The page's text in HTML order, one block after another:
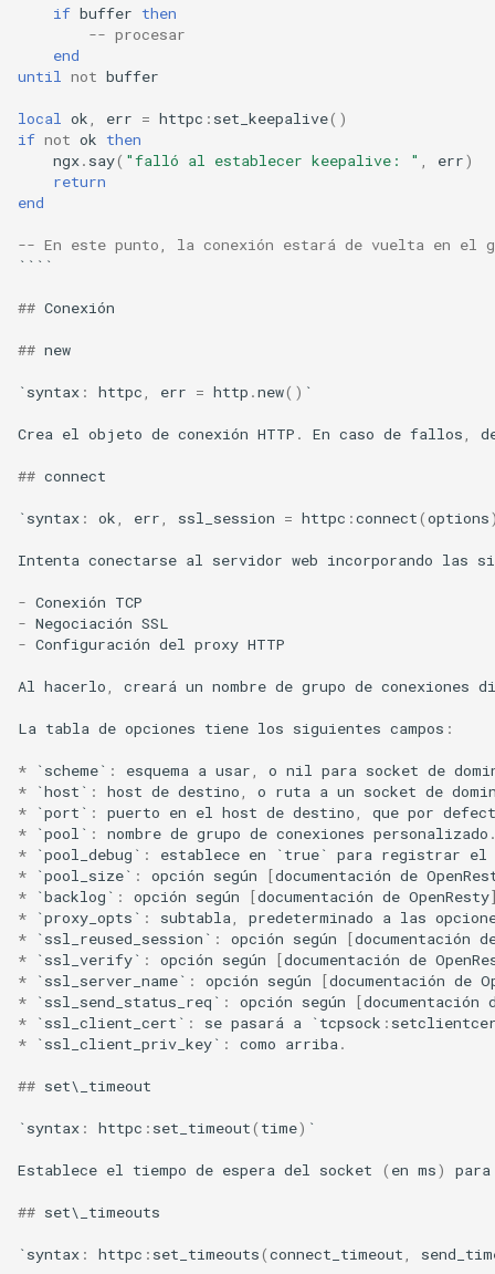
phantom-token
pipelog
postgres
proxy-connect
redis-rate-limit
redis2
rewrite-status
rtmp
security
selective-cache-purge
server-redirect
set-misc
shibboleth
slowfs
small-light
spnego-http-auth
srcache
if buffer then
-- procesar
end
until
not buffer
local ok err = httpc : set_keepalive()
if not ok then
ngx. say( "falló al establecer keepalive: " err)
return
end
-- En este punto, la conexión estará de vuelta en el
````
## Conexión
## new
` syntax : httpc err = http .new() `
Crea el objeto de conexión HTTP . En caso de fallos
## connect
` syntax : ok err ssl_session = httpc :connect(options
Intenta conectarse al servidor web incorporando las
- Conexión TCP
- Negociación SSL
- Configuración del proxy HTTP
Al hacerlo creará un nombre de grupo de conexiones
La tabla de opciones tiene los siguientes campos :
* ` scheme` : esquema a usar o nil para socket de
*
`host ` : host de destino o ruta a un socket de
*
`port ` : puerto en el host de destino que por
*
`pool ` : nombre de grupo de conexiones personalizado
*
`pool_debug ` : establece en ` true` para registrar el
*
`pool_size` : opción según [documentación de
*
`backlog ` : opción según [documentación de OpenResty
*
`proxy_opts ` : subtabla predeterminado a las
*
` ssl_reused_session ` : opción según [documentación
*
` ssl_verify` : opción según [documentación de
*
` ssl_server_name` : opción según [documentación de
*
` ssl_send_status_req ` : opción según [documentación
*
` ssl_client_cert ` : se pasará a ` tcpsock :
*
` ssl_client_priv_key` : como arriba .
## set\ _timeout
` syntax : httpc : set_timeout( time) `
Establece el tiempo de espera del socket ( en ms) para
## set\ _timeouts
` syntax : httpc : set_timeouts(connect_timeout